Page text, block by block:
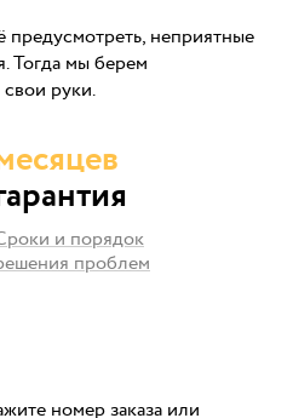
предусмотреть, неприятные
Тогда мы берем
свои руки.
и порядок
проблем
номер заказа или